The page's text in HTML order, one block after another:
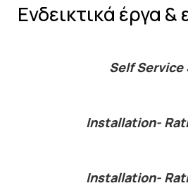
Ενδεικτικά έργα
Self Service
Installation-
Installation-